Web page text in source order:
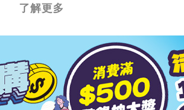
了解更多